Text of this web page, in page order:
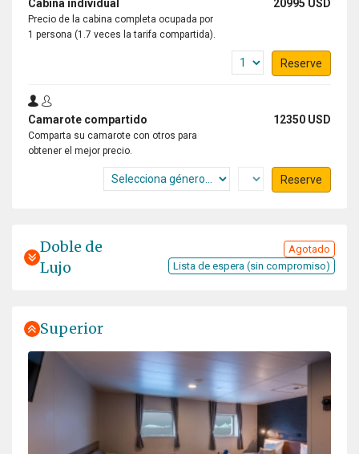
Cabina individual 20995 USD
Precio de la cabina completa ocupada por
1 persona (1.7 veces la tarifa compartida).
Reserve
Camarote compartido 12350 USD
Comparta su camarote con otros para
obtener el mejor precio.
Reserve
Doble de
Lujo
Agotado
Lista de espera (sin compromiso)
Superior